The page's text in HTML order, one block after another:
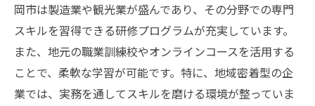
岡市は製造業や観光業が盛んであり、その分野での専門
スキルを習得できる研修プログラムが充実しています。
また、地元の職業訓練校やオンラインコースを活用する
ことで、柔軟な学習が可能です。特に、地域密着型の企
業では、実務を通してスキルを磨ける環境が整っていま